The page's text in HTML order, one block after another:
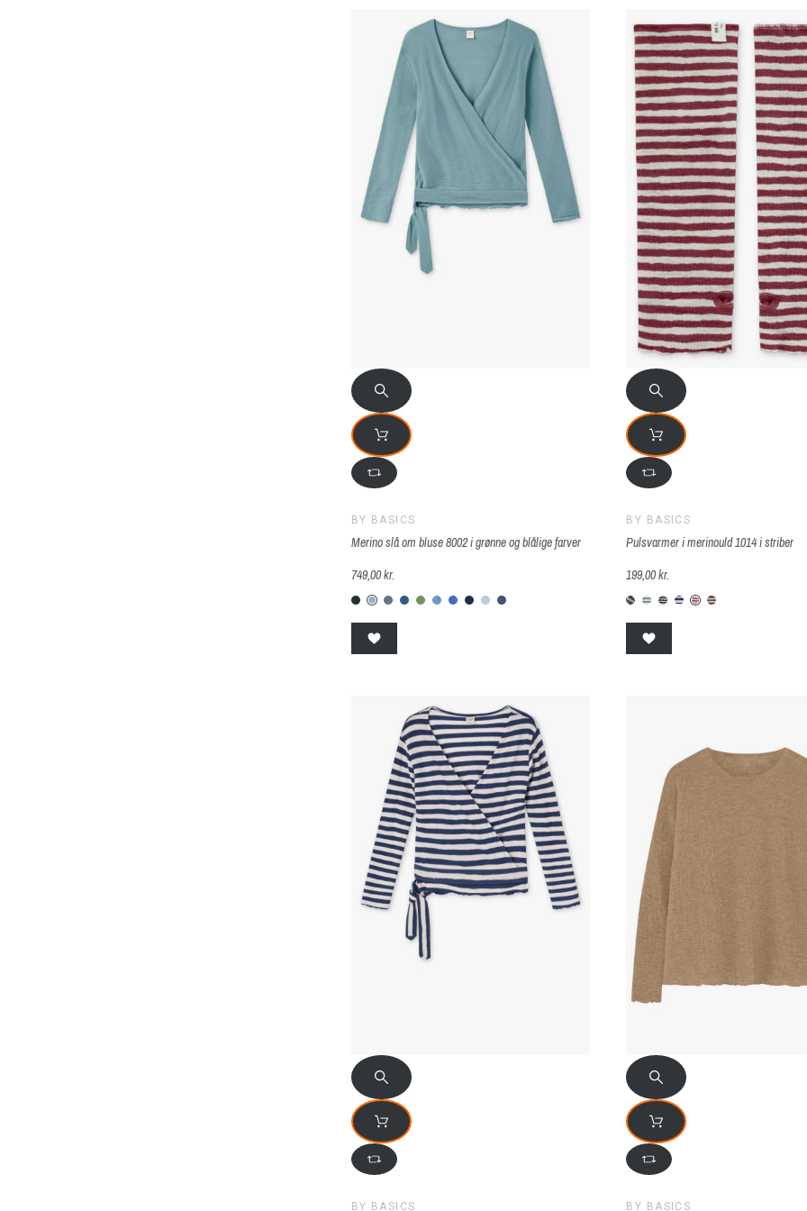
BY BASICS
Merino slå om bluse 8002 i grønne og blålige farver
749,00 kr.
B-74-bottle-green
B-776-zinc
B-42-stormy-sea
B-73-denim-blue
B-92-grasshopper melange
B-55-kornblomstblå
B-390-cobalt-blå
B-72-navy-blue
B-817-sky-blue-melange
B-660-indigo-melange
BY BASICS
Pulsvarmer i merinould 1014 i striber
199,00 kr.
B-B-46-983-striber-blå-
B-0/776-S-raw-white-
B-0/878-S-raw-
B-0-72-B-raw-
B-S-0-310-
B-S-0-170-
BY BASICS BY BASICS